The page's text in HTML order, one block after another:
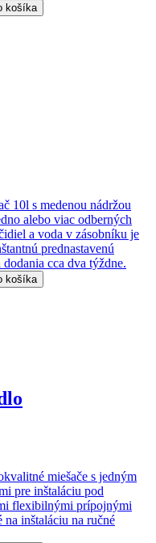
košíka
10l s medenou nádržou
alebo viac odberných
a voda v zásobníku je
prednastavenú
cca dva týždne.
košíka
miešače s jedným
pre inštaláciu pod
flexibilnými prípojnými
inštaláciu na ručné